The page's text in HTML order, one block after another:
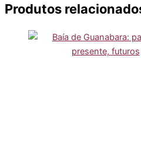
Produtos